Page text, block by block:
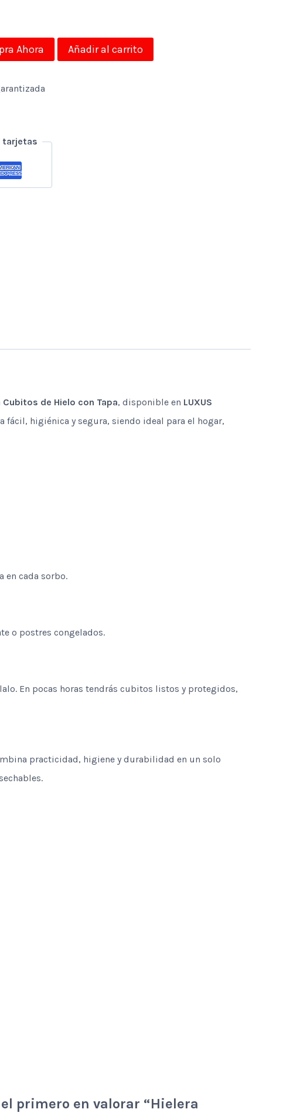
Ahora Añadir al carrito
tarjetas
de Hielo con Tapa, disponible en LUXUS
fácil, higiénica y segura, siendo ideal para el hogar,
en cada sorbo.
o postres congelados.
En pocas horas tendrás cubitos listos y protegidos,
practicidad, higiene y durabilidad en un solo
el primero en valorar “Hielera